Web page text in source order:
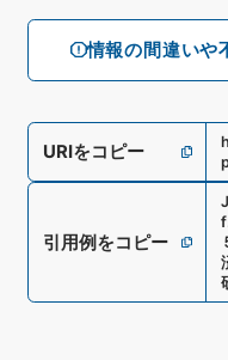
情報の間違いや
URIをコピー
引用例をコピー